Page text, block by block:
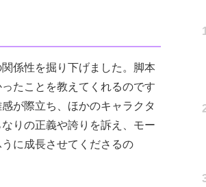
係性を掘り下げました。脚本
たことを教えてくれるのです
が際立ち、ほかのキャラクタ
りの正義や誇りを訴え、モー
に成長させてくださるの